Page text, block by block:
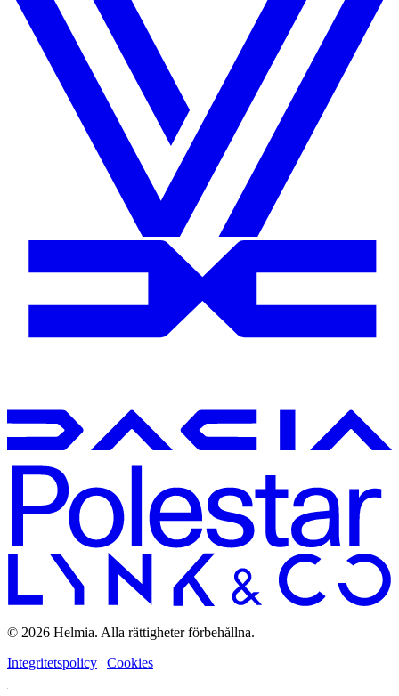
© 2026 Helmia. Alla rättigheter förbehållna.
Integritetspolicy | Cookies